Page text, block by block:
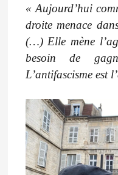
« Aujourd’hui
droite menace
(…) Elle mène
besoin de
L’antifascisme est